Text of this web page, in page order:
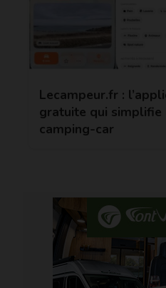
Lecampeur.fr :
gratuite qui simplifie
camping-car